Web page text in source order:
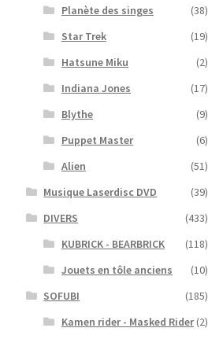
Planète des singes
(38)
Star Trek
(19)
Hatsune Miku
(2)
Indiana Jones
(17)
Blythe
(9)
Puppet Master
(6)
Alien
(51)
Musique Laserdisc DVD
(39)
DIVERS
(433)
KUBRICK - BEARBRICK
(118)
Jouets en tôle anciens
(10)
SOFUBI
(185)
Kamen rider - Masked Rider (2)